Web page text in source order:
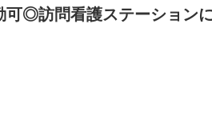
◎訪問看護ステーション